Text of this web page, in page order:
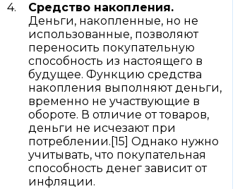
Средство накопления.
Деньги, накопленные, но не
использованные, позволяют
переносить покупательную
способность из настоящего в
будущее. Функцию средства
накопления выполняют деньги,
временно не участвующие в
обороте. В отличие от товаров,
деньги не исчезают при
потреблении.[15] Однако нужно
учитывать, что покупательная
способность денег зависит от
инфляции.